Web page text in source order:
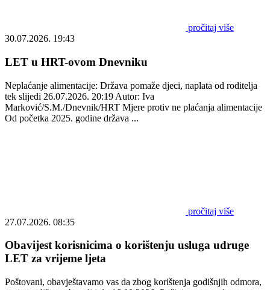
pročitaj više
30.07.2026. 19:43
LET u HRT-ovom Dnevniku
Neplaćanje alimentacije: Država pomaže djeci, naplata od roditelja
tek slijedi 26.07.2026. 20:19 Autor: Iva
Marković/S.M./Dnevnik/HRT Mjere protiv ne plaćanja alimentacije
Od početka 2025. godine država ...
pročitaj više
27.07.2026. 08:35
Obavijest korisnicima o korištenju usluga udruge
LET za vrijeme ljeta
Poštovani, obavještavamo vas da zbog korištenja godišnjih odmora,